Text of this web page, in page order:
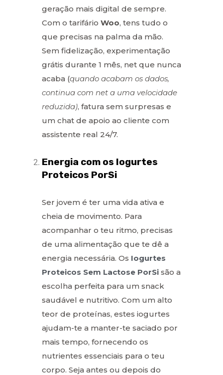
geração mais digital de sempre.
Com o tarifário Woo, tens tudo o
que precisas na palma da mão.
Sem fidelização, experimentação
grátis durante 1 mês, net que nunca
acaba (quando acabam os dados,
continua com net a uma velocidade
reduzida), fatura sem surpresas e
um chat de apoio ao cliente com
assistente real 24/7.
Energia com os Iogurtes
Proteicos PorSi
Ser jovem é ter uma vida ativa e
cheia de movimento. Para
acompanhar o teu ritmo, precisas
de uma alimentação que te dê a
energia necessária. Os Iogurtes
Proteicos Sem Lactose PorSi são a
escolha perfeita para um snack
saudável e nutritivo. Com um alto
teor de proteínas, estes iogurtes
ajudam-te a manter-te saciado por
mais tempo, fornecendo os
nutrientes essenciais para o teu
corpo. Seja antes ou depois do